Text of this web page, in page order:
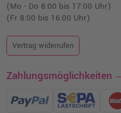
(Mo - Do 8:00 bis 17:00 Uhr)
(Fr 8:00 bis 16:00 Uhr)
Vertrag widerrufen
Zahlungsmöglichkeiten